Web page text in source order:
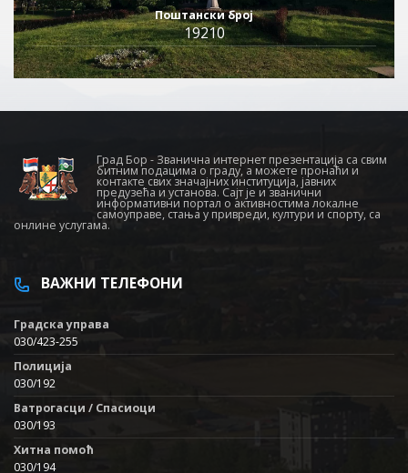
Поштански број
19210
Град Бор - Званична интернет презентација са свим
битним подацима о граду, а можете пронаћи и
контакте свих значајних институција, јавних
предузећа и установа. Сајт је и званични
информативни портал о активностима локалне
самоуправе, стања у привреди, култури и спорту, са
онлине услугама.
ВАЖНИ ТЕЛЕФОНИ
Градска управа
030/423-255
Полиција
030/192
Ватрогасци / Спасиоци
030/193
Хитна помоћ
030/194